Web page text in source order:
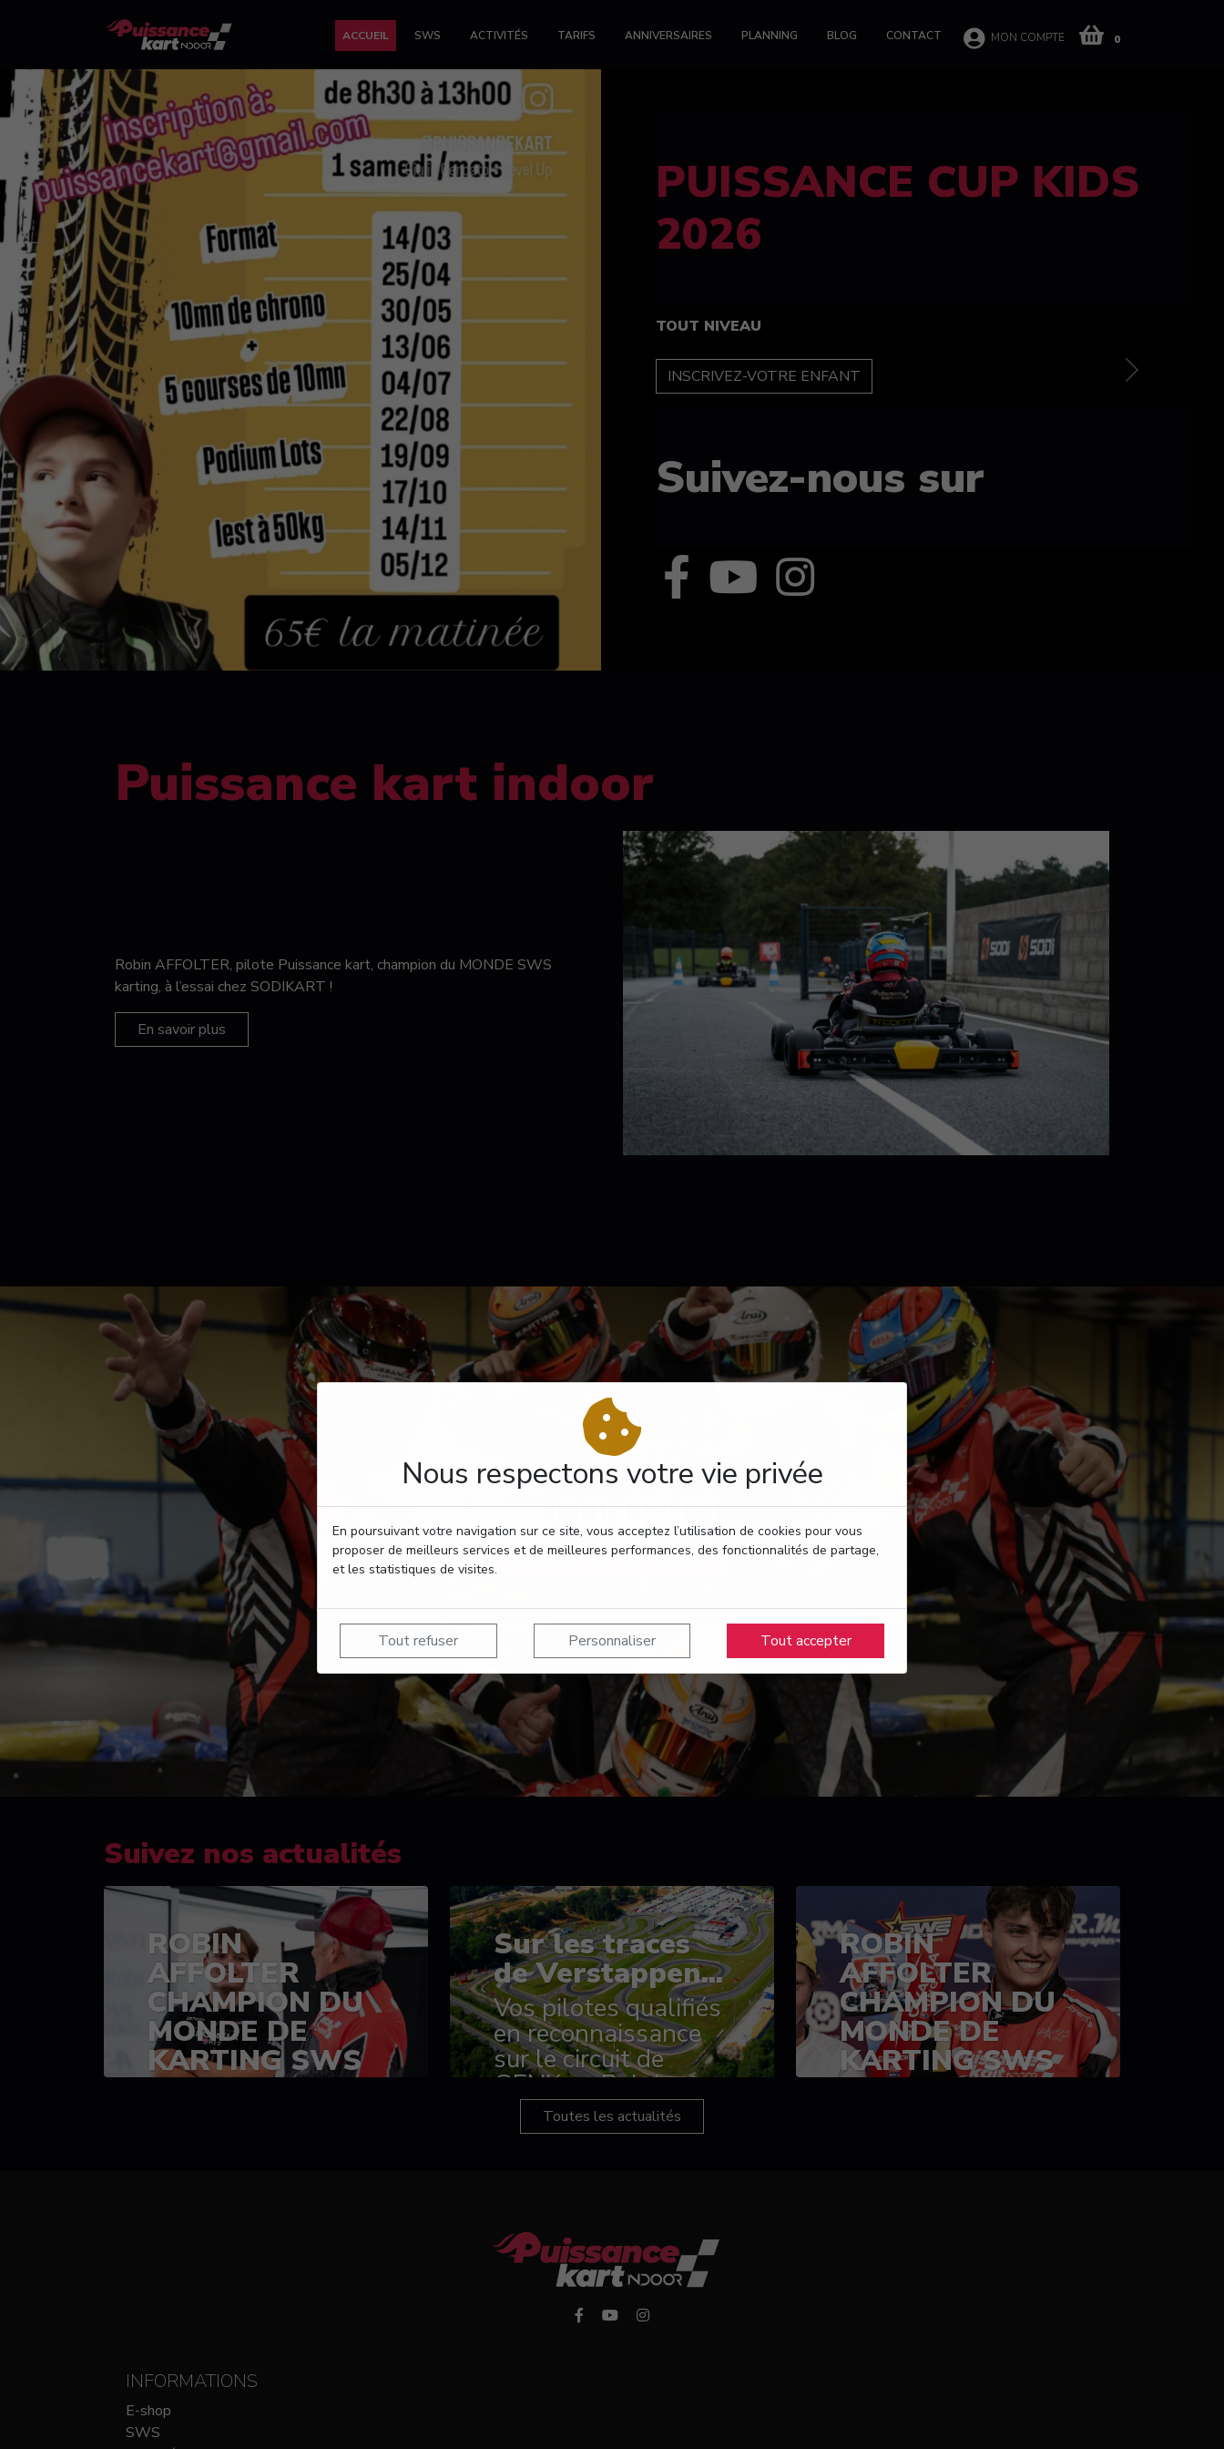
Nous respectons votre vie privée
En poursuivant votre navigation sur ce site, vous acceptez l’utilisation de cookies pour vous
proposer de meilleurs services et de meilleures performances, des fonctionnalités de partage,
et les statistiques de visites.
Tout refuser Personnaliser Tout accepter
ACCUEIL SWS ACTIVITÉS TARIFS ANNIVERSAIRES PLANNING BLOG CONTACT MON COMPTE 0
FELINE CUP 100%
féminine
TOUT NIVEAU
INSCRIPTION
Suivez-nous sur
Previous Next
Puissance kart indoor
Robin AFFOLTER, pilote Puissance kart, champion du MONDE SWS
karting, à l’essai chez SODIKART !
En savoir plus
CONTACT
RÉSERVEZ VOTRE PASSAGE
Suivez nos actualités
ROBIN
AFFOLTER
CHAMPION DU
MONDE DE
KARTING SWS
(SPRINT)
Sur les traces
de Verstappen...
Vos pilotes qualifiés
en reconnaissance
sur le circuit de
GENK en Belgique
ROBIN
AFFOLTER
CHAMPION DU
MONDE DE
KARTING SWS
Toutes les actualités
INFORMATIONS
E-shop
SWS